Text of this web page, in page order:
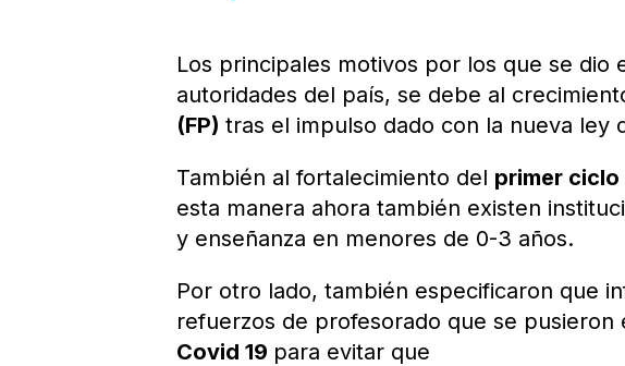
Los principales motivos por los que se dio
autoridades del país, se debe al
(FP)tras el impulso dado con la nueva ley
También al fortalecimiento del primer
esta manera ahora también existen
y enseñanza en menores de 0-3 años.
Por otro lado, también especificaron que
refuerzos de profesorado que se
Covid 19 para evitar que